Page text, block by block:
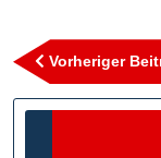
Vorheriger